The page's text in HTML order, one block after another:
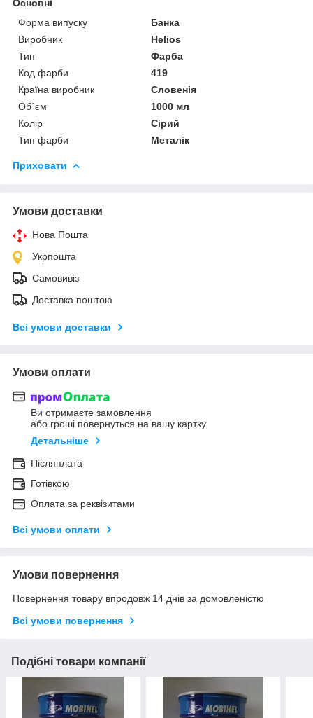
Основні
Форма випуску
Банка
Виробник
Helios
Тип
Фарба
Код фарби
419
Країна виробник
Словенія
Об`єм
1000 мл
Колір
Сірий
Тип фарби
Металік
Приховати
Умови доставки
Нова Пошта
Укрпошта
Самовивіз
Доставка поштою
Всі умови доставки
Умови оплати
Ви отримаєте замовлення
або гроші повернуться на вашу картку
Детальніше
Післяплата
Готівкою
Оплата за реквізитами
Всі умови оплати
Умови повернення
Повернення товару впродовж 14 днів за домовленістю
Всі умови повернення
Подібні товари компанії